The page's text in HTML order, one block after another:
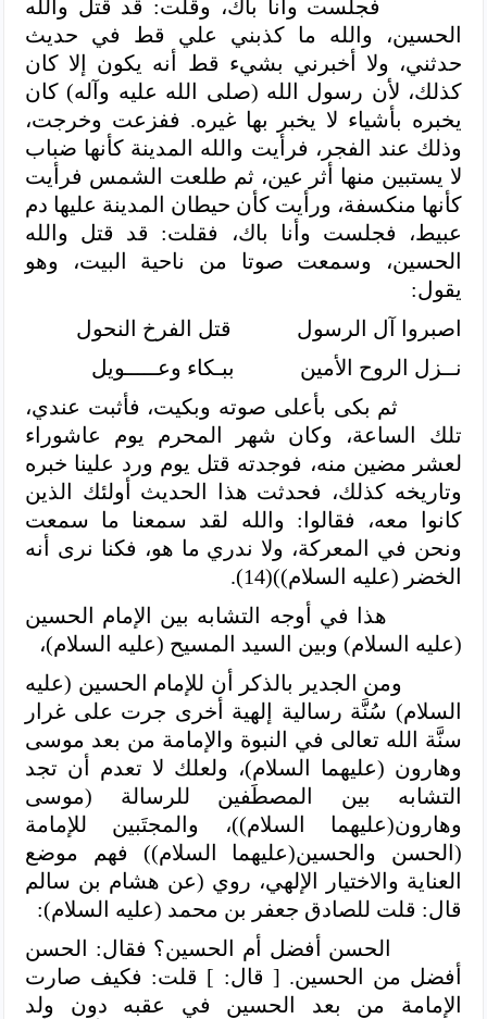
فجلست وأنا باك، وقلت: قد قتل والله
الحسين، والله ما كذبني علي قط في حديث
حدثني، ولا أخبرني بشيء قط أنه يكون إلا كان
كذلك، لأن رسول الله (صلى الله عليه وآله) كان
يخبره بأشياء لا يخبر بها غيره. ففزعت وخرجت،
وذلك عند الفجر، فرأيت والله المدينة كأنها ضباب
لا يستبين منها أثر عين، ثم طلعت الشمس فرأيت
كأنها منكسفة، ورأيت كأن حيطان المدينة عليها دم
عبيط، فجلست وأنا باك، فقلت: قد قتل والله
الحسين، وسمعت صوتا من ناحية البيت، وهو
يقول:
اصبروا آل الرسول قتل الفرخ النحول
نــزل الروح الأمين ببـكاء وعـــــويل
ثم بكى بأعلى صوته وبكيت، فأثبت عندي،
تلك الساعة، وكان شهر المحرم يوم عاشوراء
لعشر مضين منه، فوجدته قتل يوم ورد علينا خبره
وتاريخه كذلك، فحدثت هذا الحديث أولئك الذين
كانوا معه، فقالوا: والله لقد سمعنا ما سمعت
ونحن في المعركة، ولا ندري ما هو، فكنا نرى أنه
الخضر (عليه السلام))(14).
هذا في أوجه التشابه بين الإمام الحسين
(عليه السلام) وبين السيد المسيح (عليه السلام)،
ومن الجدير بالذكر أن للإمام الحسين (عليه
السلام) سُنَّة رسالية إلهية أخرى جرت على غرار
سنَّة الله تعالى في النبوة والإمامة من بعد موسى
وهارون (عليهما السلام)، ولعلك لا تعدم أن تجد
التشابه بين المصطَفين للرسالة (موسى
وهارون(عليهما السلام))، والمجتَبين للإمامة
(الحسن والحسين(عليهما السلام)) فهم موضع
العناية والاختيار الإلهي، روي (عن هشام بن سالم
قال: قلت للصادق جعفر بن محمد (عليه السلام):
الحسن أفضل أم الحسين؟ فقال: الحسن
أفضل من الحسين. [ قال: ] قلت: فكيف صارت
الإمامة من بعد الحسين في عقبه دون ولد